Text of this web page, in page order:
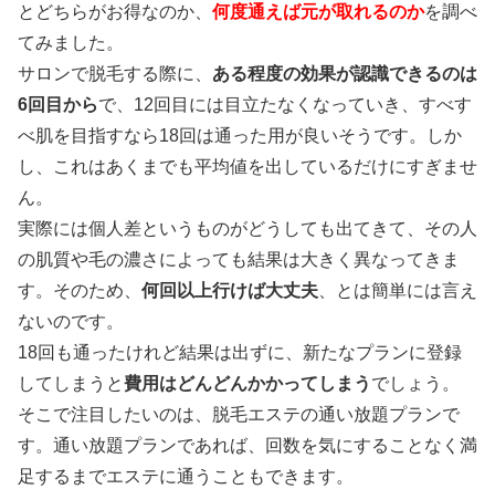
とどちらがお得なのか、 何度通えば元が取れるのかを調べ
てみました。
サロンで脱毛する際に、 ある程度の効果が認識できるのは
6回目からで、12回目には目立たなくなっていき、すべす
べ肌を目指すなら18回は通った用が良いそうです。しか
し、これはあくまでも平均値を出しているだけにすぎませ
ん。
実際には個人差というものがどうしても出てきて、その人
の肌質や毛の濃さによっても結果は大きく異なってきま
す。そのため、 何回以上行けば大丈夫 、とは簡単には言え
ないのです。
18回も通ったけれど結果は出ずに、新たなプランに登録
してしまうと費用はどんどんかかってしまう でしょう。
そこで注目したいのは、
脱毛エステの通い放題プランで
す。通い放題プランであれば、回数を気にすることなく満
足するまでエステに通うこともできます。